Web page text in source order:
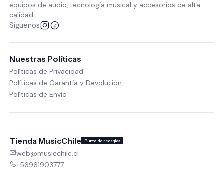
equipos de audio, tecnología musical y accesorios de alta
calidad.
Síguenos
Nuestras Políticas
Políticas de Privacidad
Políticas de Garantía y Devolución
Políticas de Envío
Tienda MusicChile Punto de recogida
web@musicchile.cl
+56961903777